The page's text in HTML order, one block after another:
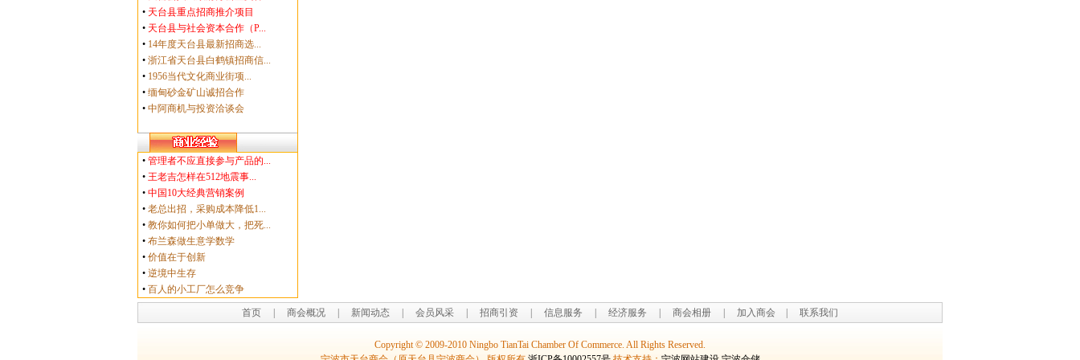
• 天台县重点招商推介项目
• 天台县与社会资本合作（P...
• 14年度天台县最新招商选...
• 浙江省天台县白鹤镇招商信...
• 1956当代文化商业街项...
• 缅甸砂金矿山诚招合作
• 中阿商机与投资洽谈会
• 管理者不应直接参与产品的...
• 王老吉怎样在512地震事...
• 中国10大经典营销案例
• 老总出招，采购成本降低1...
• 教你如何把小单做大，把死...
• 布兰森做生意学数学
• 价值在于创新
• 逆境中生存
• 百人的小工厂怎么竞争
首页 商会概况 新闻动态 会员风采 招商引资 信息服务 经济服务 商会相册 加入商会 联系我们
Copyright © 2009-2010 Ningbo TianTai Chamber Of Commerce. All Rights Reserved.